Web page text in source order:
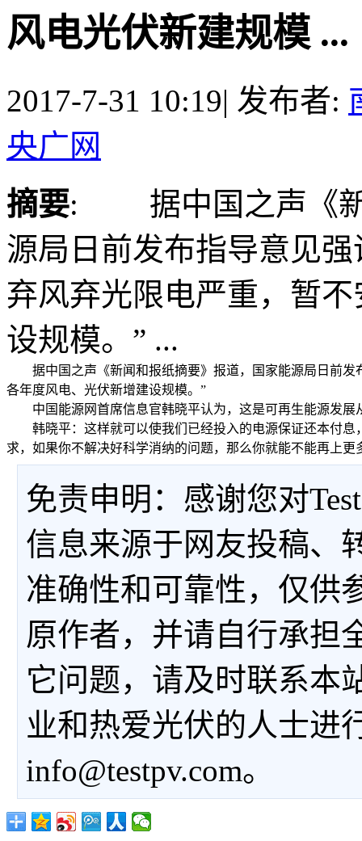
风电光伏新建规模 ...
2017-7-31 10:19| 发布者:
央广网
摘要: 据中国之声《新
源局日前发布指导意见
弃风弃光限电严重，暂
设规模。” ...
据中国之声《新闻和报纸摘要》报道，国家能源局日前发
各年度风电、光伏新增建设规模。”
中国能源网首席信息官韩晓平认为，这是可再生能源发展
韩晓平：这样就可以使我们已经投入的电源保证还本付息
求，如果你不解决好科学消纳的问题，那么你就能不能再上
免责申明：感谢您对
信息来源于网友投稿、
准确性和可靠性，仅供
原作者，并请自行承担
它问题，请及时联系本
业和热爱光伏的人士进
info@testpv.com。